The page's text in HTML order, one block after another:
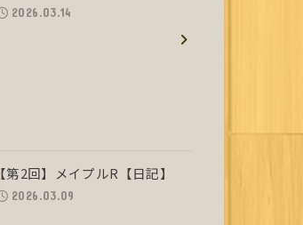
2026.03.14
【第2回】メイプルR【日記】
2026.03.09